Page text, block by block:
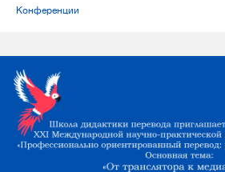
Конференции